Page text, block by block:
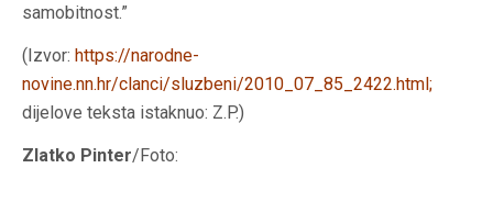
samobitnost.”
(Izvor: https://narodne-
novine.nn.hr/clanci/sluzbeni/2010_07_85_2422.html;
dijelove teksta istaknuo: Z.P.)
Zlatko Pinter/Foto: